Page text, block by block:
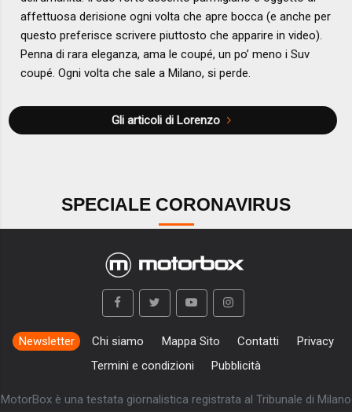
affettuosa derisione ogni volta che apre bocca (e anche per
questo preferisce scrivere piuttosto che apparire in video).
Penna di rara eleganza, ama le coupé, un po’ meno i Suv
coupé. Ogni volta che sale a Milano, si perde.
Gli articoli di Lorenzo
SPECIALE CORONAVIRUS
Newsletter Chi siamo Mappa Sito Contatti
Privacy
Termini e condizioni
Pubblicità
MotorBox è una testata giornalistica registrata al Tribunale di Milano